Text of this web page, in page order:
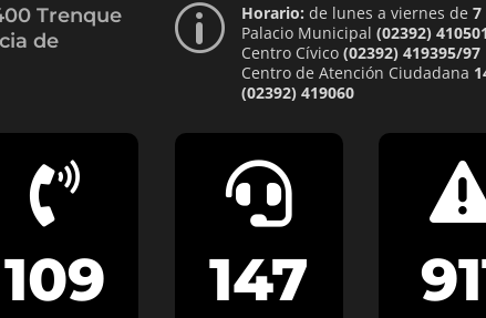
Trenque
de
p Horario: de lunes a viernes de 7
Palacio Municipal (02392)
Centro Cívico (02392) 419395/97
Centro de Atención Ciudadana
(02392) 419060

109

147